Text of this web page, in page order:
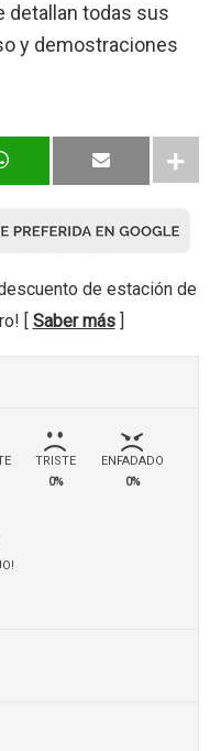
detallan todas sus
y demostraciones
de estación de
[ Saber más]
TRISTE
0%
ENFADADO
0%